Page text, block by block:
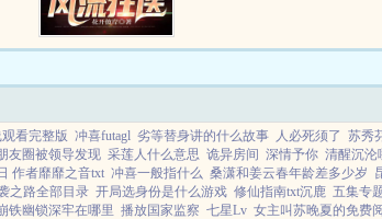
看完整版 冲喜futagl 劣等替身讲的什么故事 人必死须了 苏秀
友圈被领导发现 采莲人什么意思 诡异房间 深情予你 清醒沉沦
作者靡靡之音txt 冲喜一般指什么 桑潇和姜云春年龄差多少岁
之路全部目录 开局选身份是什么游戏 修仙指南txt沉鹿 五集专
铁幽锁深牢在哪里 播放国家监察 七星Lv 女主叫苏晚夏的免费